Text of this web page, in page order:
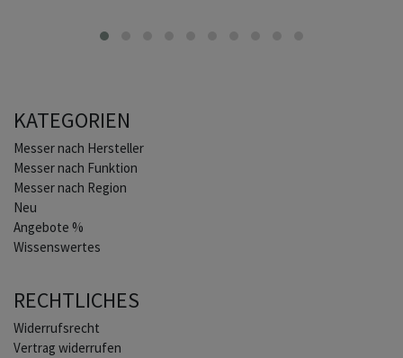
KATEGORIEN
Home
Messer nach Hersteller
Messer nach Funktion
Messer nach Region
Neu
Angebote %
Wissenswertes
RECHTLICHES
Widerrufs­recht
Vertrag widerrufen